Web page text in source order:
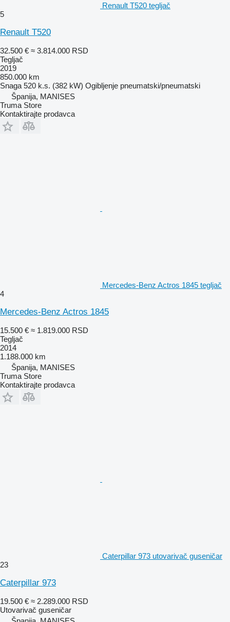
Renault T520 tegljač
5
Renault T520
32.500 € ≈ 3.814.000 RSD
Tegljač
2019
850.000 km
Snaga 520 k.s. (382 kW) Ogibljenje pneumatski/pneumatski
Španija, MANISES
Truma Store
Kontaktirajte prodavca
Mercedes-Benz Actros 1845 tegljač
4
Mercedes-Benz Actros 1845
15.500 € ≈ 1.819.000 RSD
Tegljač
2014
1.188.000 km
Španija, MANISES
Truma Store
Kontaktirajte prodavca
Caterpillar 973 utovarivač guseničar
23
Caterpillar 973
19.500 € ≈ 2.289.000 RSD
Utovarivač guseničar